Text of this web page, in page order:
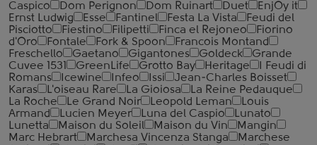
Caspico
Dom Perignon Dom Ruinart Duet
EnjOy it
Ernst Ludwig
Esse Fantinel Festa La Vista
Feudi del
Pisciotto
Fiestino Filipetti Finca el Rejoneo
Fiorino
d'Oro
Fontale Fork & Spoon
Francois Montand
Freschello
Gaetano Gigantones Goldeck
Grande
Cuvee 1531
GreenLife Grotto Bay Heritage
I Feudi di
Romans
Icewine Infeo Issi
Jean-Charles Boisset
Karas
L'oiseau Rare La Gioiosa
La Reine Pedauque
La Roche
Le Grand Noir Leopold Leman
Louis
Armand
Lucien Meyer Luna del Caspio
Lunato
Lunetta
Maison du Soleil Maison du Vin
Mangin
Marc Hebrart
Marchesa Vincenza Stanga
Marchese